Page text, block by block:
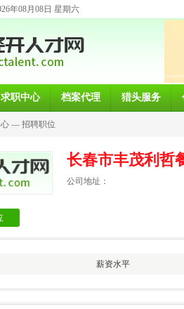
年08月08日 星期六
求职中心 档案代理 猎头服务
— 招聘职位
长春市丰茂利哲
公司地址：
薪资水平